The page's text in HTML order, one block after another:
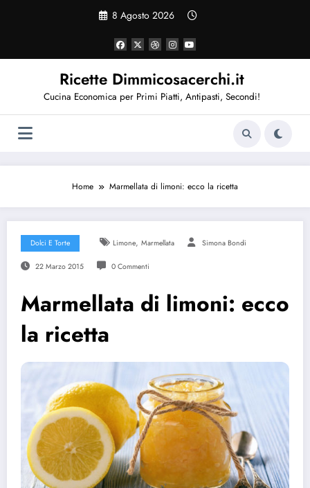
8 Agosto 2026
Ricette Dimmicosacerchi.it
Cucina Economica per Primi Piatti, Antipasti, Secondi!
Home Marmellata di limoni: ecco la ricetta
Dolci E Torte Limone, Marmellata Simona Bondi
22 Marzo 2015 0 Commenti
Marmellata di limoni: ecco
la ricetta